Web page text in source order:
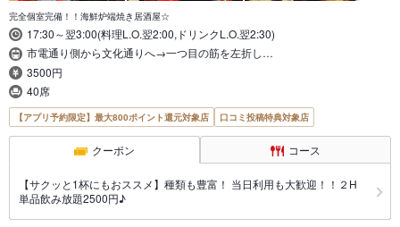
完全個室完備！！海鮮炉端焼き居酒屋☆
17:30～翌3:00(料理L.O.翌2:00,ドリンクL.O.翌2:30)
市電通り側から文化通りへ→一つ目の筋を左折し…
3500円
40席
【アプリ予約限定】最大800ポイント還元対象店 口コミ投稿特典対象店
クーポン コース
【サクッと1杯にもおススメ】種類も豊富！ 当日利用も大歓迎！！２H
単品飲み放題2500円♪